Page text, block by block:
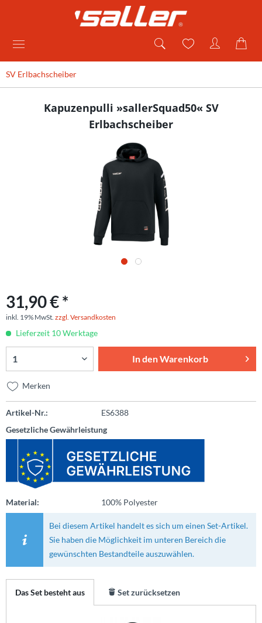
SV Erlbachscheiber
Kapuzenpulli »sallerSquad50« SV
Erlbachscheiber
31,90 € *
inkl. 19% MwSt. zzgl. Versandkosten
Lieferzeit 10 Werktage
In denWarenkorb
Merken
Artikel-Nr.:
ES6388
Gesetzliche Gewährleistung
Material: 100% Polyester
Bei diesem Artikel handelt es sich um einen Set-Artikel.
Sie haben die Möglichkeit im unteren Bereich die
gewünschten Bestandteile auszuwählen.
Das Set besteht aus Set zurücksetzen